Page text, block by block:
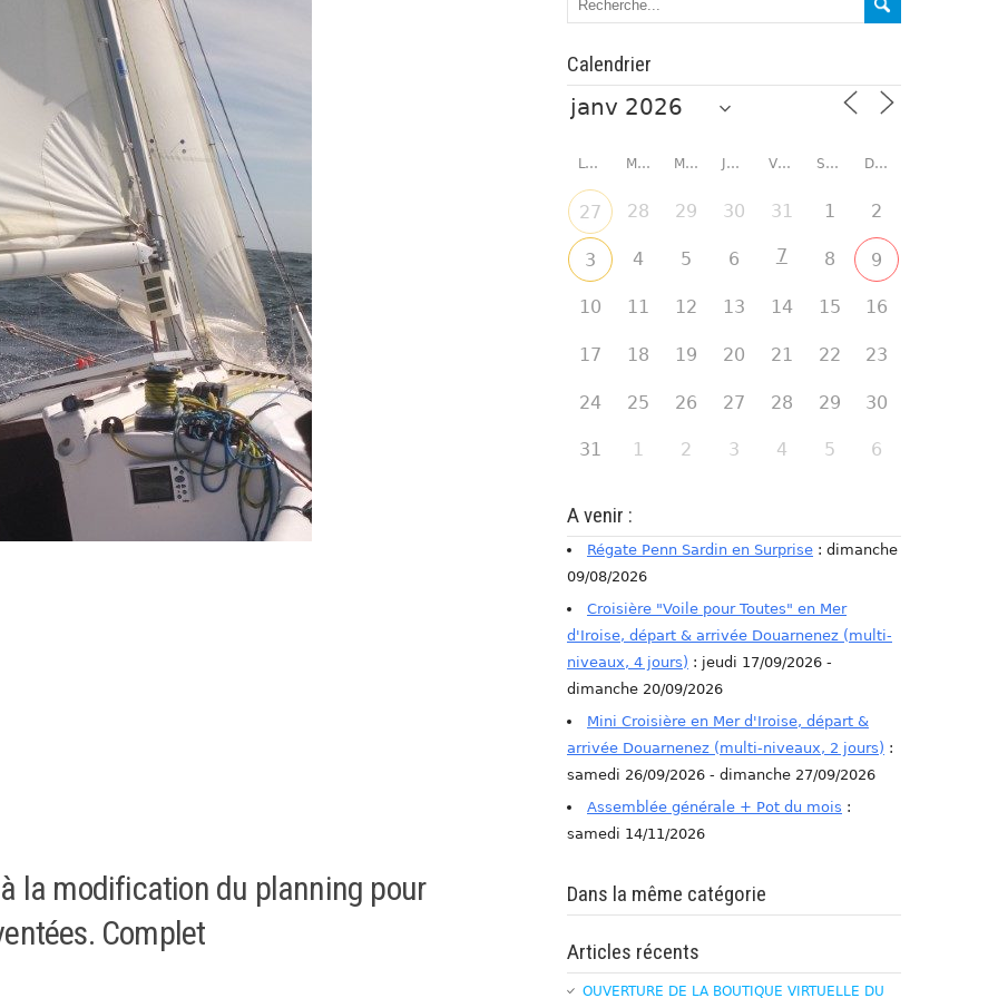
la modification du planning pour
Complet
Calendrier
LUNDI MARDI MERCREDI JEUDI VENDREDI SAMEDI DIMANCHE
27 28 29 30 31 1 2
3 4 5 6 7 8 9
10 11 12 13 14 15 16
17 18 19 20 21 22 23
24 25 26 27 28 29 30
31 1 2 3 4 5 6
A venir :
Régate Penn Sardin en Surprise : dimanche
09/08/2026
Croisière "Voile pour Toutes" en Mer
d'Iroise, départ & arrivée Douarnenez (multi-
niveaux, 4 jours) : jeudi 17/09/2026 -
dimanche 20/09/2026
Mini Croisière en Mer d'Iroise, départ &
arrivée Douarnenez (multi-niveaux, 2 jours) :
samedi 26/09/2026 - dimanche 27/09/2026
Assemblée générale + Pot du mois :
samedi 14/11/2026
Dans la même catégorie
Articles récents
OUVERTURE DE LA BOUTIQUE VIRTUELLE DU